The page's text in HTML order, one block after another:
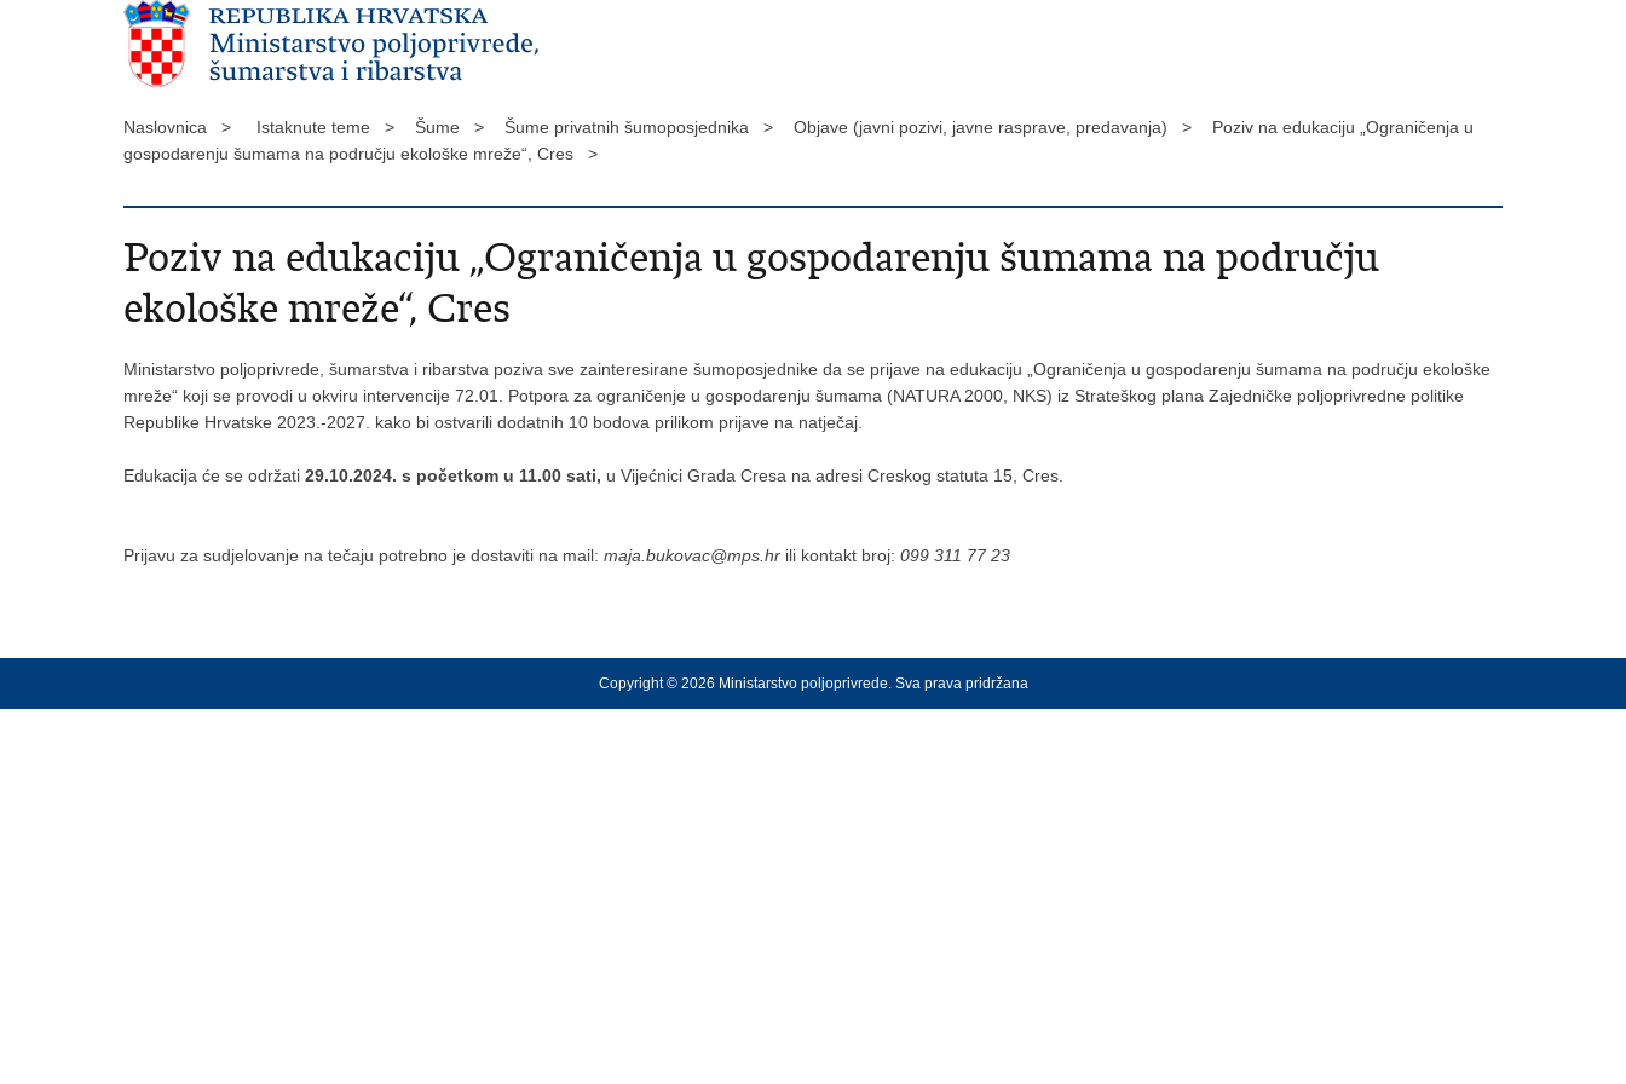
Naslovnica > Istaknute teme > Šume > Šume privatnih šumoposjednika > Objave (javni pozivi, javne rasprave, predavanja) >
Poziv na edukaciju „Ograničenja u
gospodarenju šumama na području ekološke mreže“, Cres >
Poziv na edukaciju „Ograničenja u gospodarenju šumama na području
ekološke mreže“, Cres
Ministarstvo poljoprivrede, šumarstva i ribarstva poziva sve zainteresirane šumoposjednike da se prijave na edukaciju „Ograničenja u gospodarenju šumama na području ekološke
mreže“ koji se provodi u okviru intervencije 72.01. Potpora za ograničenje u gospodarenju šumama (NATURA 2000, NKS) iz Strateškog plana Zajedničke poljoprivredne politike
Republike Hrvatske 2023.-2027. kako bi ostvarili dodatnih 10 bodova prilikom prijave na natječaj.
Edukacija će se održati 29.10.2024. s početkom u 11.00 sati, u Vijećnici Grada Cresa na adresi Creskog statuta 15, Cres.
Prijavu za sudjelovanje na tečaju potrebno je dostaviti na mail: maja.bukovac@mps.hr ili kontakt broj: 099 311 77 23
Copyright © 2026 Ministarstvo poljoprivrede. Sva prava pridržana